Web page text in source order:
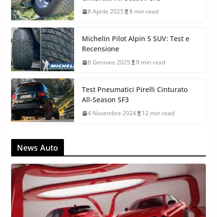
8 Aprile 2025 8 min read
Michelin Pilot Alpin 5 SUV: Test e
Recensione
8 Gennaio 2025 8 min read
Test Pneumatici Pirelli Cinturato
All-Season SF3
4 Novembre 2024 12 min read
News Auto